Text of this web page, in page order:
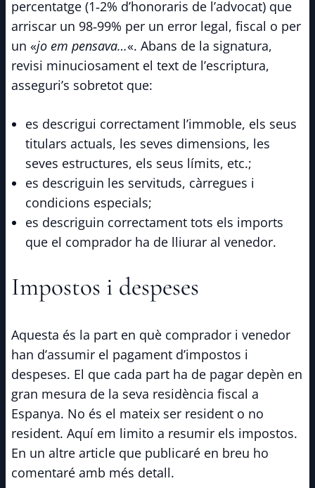
percentatge (1‑2% d’honoraris de l’advocat) que
arriscar un 98‑99% per un error legal, fiscal o per
un «jo em pensava…«. Abans de la signatura,
revisi minuciosament el text de l’escriptura,
asseguri’s sobretot que:
es descrigui correctament l’immoble, els seus
titulars actuals, les seves dimensions, les
seves estructures, els seus límits, etc.;
es descriguin les servituds, càrregues i
condicions especials;
es descriguin correctament tots els imports
que el comprador ha de lliurar al venedor.​
Impostos i despeses
Aquesta és la part en què comprador i venedor
han d’assumir el pagament d’impostos i
despeses. El que cada part ha de pagar depèn en
gran mesura de la seva residència fiscal a
Espanya. No és el mateix ser resident o no
resident. Aquí em limito a resumir els impostos.
En un altre article que publicaré en breu ho
comentaré amb més detall.